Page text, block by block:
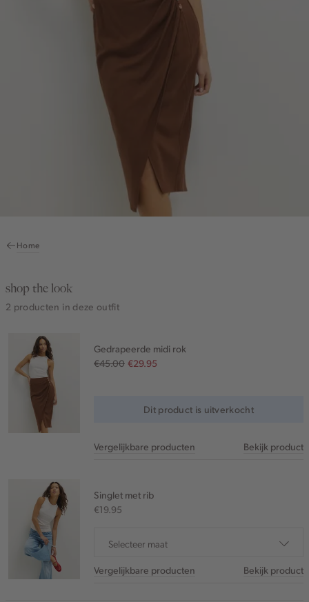
Home
shop the look
2 producten in deze outfit
Gedrapeerde midi rok
€45.00 €29.95
Dit product is uitverkocht
Vergelijkbare producten Bekijk product
Singlet met rib
€19.95
Selecteer maat
Vergelijkbare producten Bekijk product